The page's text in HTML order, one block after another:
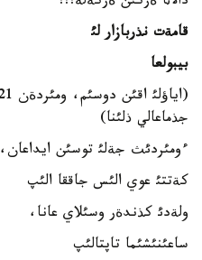
قامةت نذربازار لئ
بيبولعا
جذماعالي ذلئنا)
ءومئردئث جةلئ توسئن ايداعان،
كةتتئ عوي الئس جاققا الئپ
ولةدئ كذندةر وسئلاي عانا،
ساعئنئشئما تاپتالئپ